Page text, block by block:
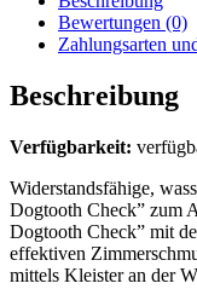
Bewertungen (0)
Zahlungsarten
Beschreibung
Verfügbarkeit:
Widerstandsfähige,
Dogtooth Check” zum
Dogtooth Check” mit
effektiven
mittels Kleister an der